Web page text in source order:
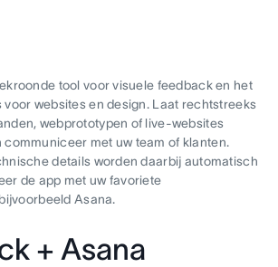
tool voor visuele feedback en het
voor websites en design. Laat rechtstreeks
webprototypen of live-websites
met uw team of klanten.
details worden daarbij automatisch
de app met uw favoriete
Asana.
+ Asana